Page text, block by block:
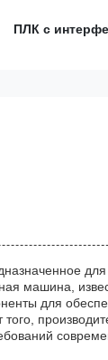
ПЛК с
машина,
для